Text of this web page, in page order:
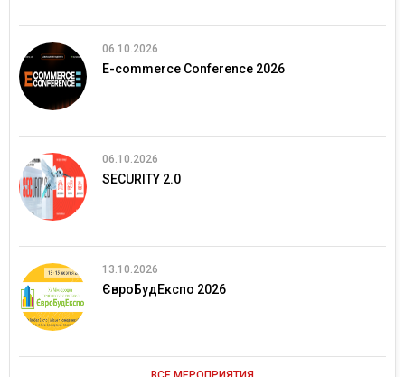
06.10.2026
E-commerce Conference 2026
06.10.2026
SECURITY 2.0
13.10.2026
ЄвроБудЕкспо 2026